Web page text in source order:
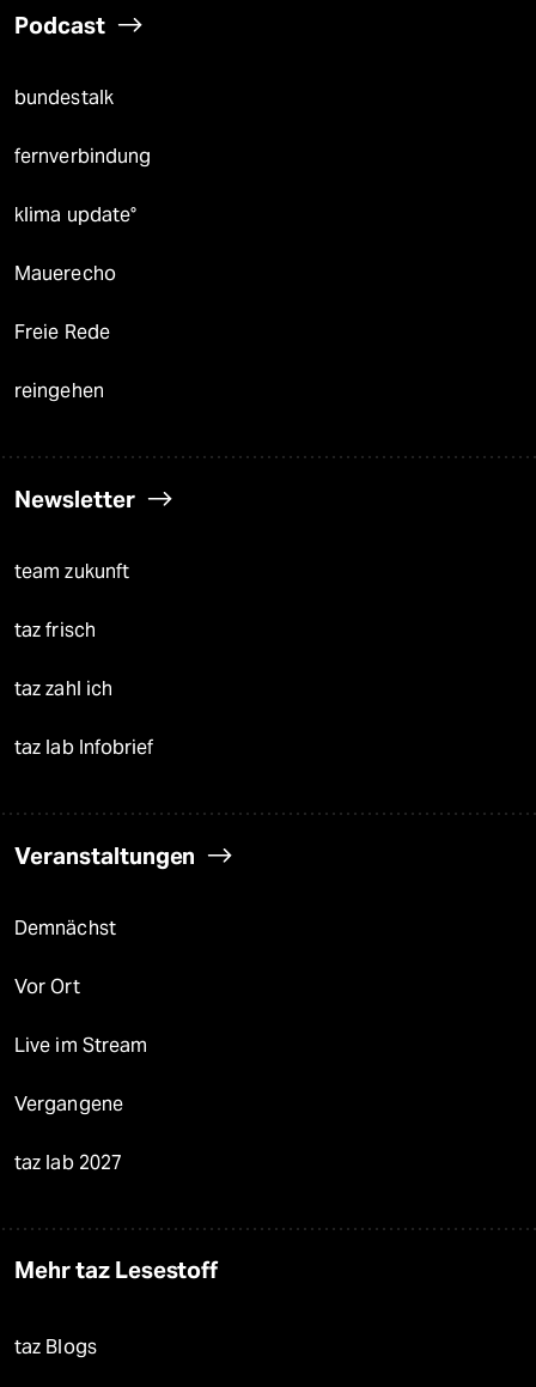
Podcast
bundestalk
fernverbindung
klima update°
Mauerecho
Freie Rede
reingehen
Newsletter
team zukunft
taz frisch
taz zahl ich
taz lab Infobrief
Veranstaltungen
Demnächst
Vor Ort
Live im Stream
Vergangene
taz lab 2027
Mehr taz Lesestoff
taz Blogs